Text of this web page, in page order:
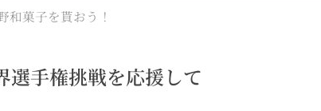
和菓子を貰おう！
選手権挑戦を応援して